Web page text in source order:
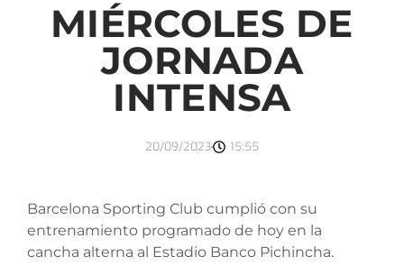
MIÉRCOLES DE
JORNADA
INTENSA
20/09/2023 15:55
Barcelona Sporting Club cumplió con su
entrenamiento programado de hoy en la
cancha alterna al Estadio Banco Pichincha.